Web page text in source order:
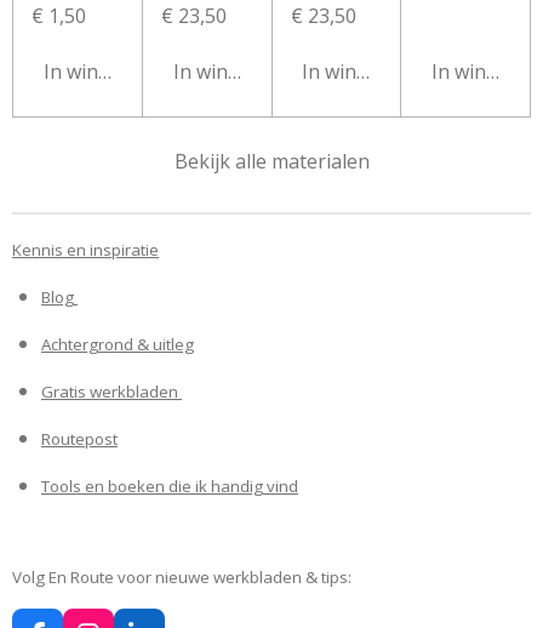
€ 1,50
In winkelwagen
€ 23,50
In winkelwagen
€ 23,50
In winkelwagen
In
Bekijk alle materialen
Kennis en inspiratie
Blog
Achtergrond & uitleg
Gratis werkbladen
Routepost
Tools en boeken die ik handig vind
Volg En Route voor nieuwe werkbladen & tips: